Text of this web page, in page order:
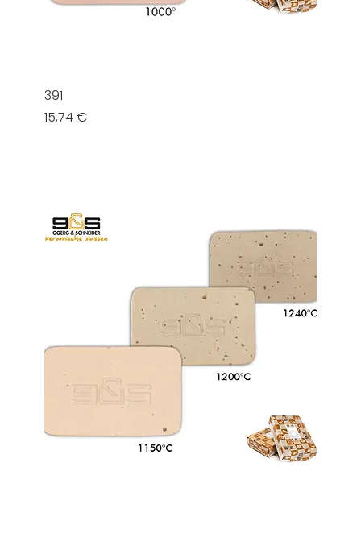
391
Prezzo
15,74 €